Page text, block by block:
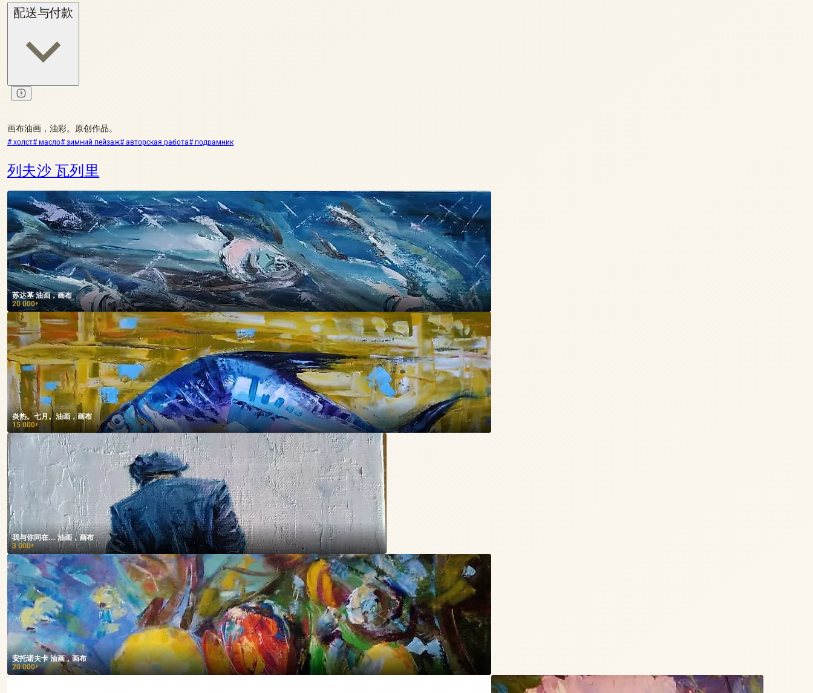
配送与付款
画布油画，油彩。原创作品。
# холст# масло# зимний пейзаж# авторская работа# подрамник
列夫沙 瓦列里
苏达基 油画，画布
20 000₽
炎热。七月。油画，画布
15 000₽
我与你同在.... 油画，画布
3 000₽
安托诺夫卡 油画，画布
20 000₽